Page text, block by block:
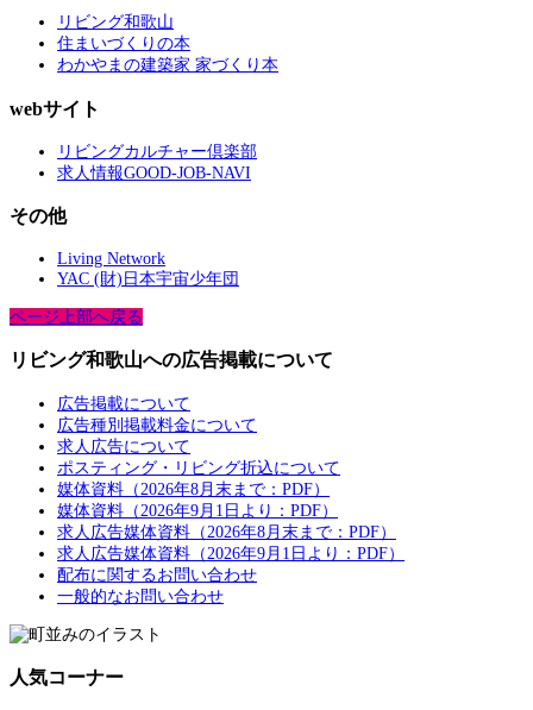
リビング和歌山
住まいづくりの本
わかやまの建築家 家づくり本
webサイト
リビングカルチャー倶楽部
求人情報GOOD-JOB-NAVI
その他
Living Network
YAC (財)日本宇宙少年団
ページ上部へ戻る
リビング和歌山への広告掲載について
広告掲載について
広告種別掲載料金について
求人広告について
ポスティング・リビング折込について
媒体資料（2026年8月末まで：PDF）
媒体資料（2026年9月1日より：PDF）
求人広告媒体資料（2026年8月末まで：PDF）
求人広告媒体資料（2026年9月1日より：PDF）
配布に関するお問い合わせ
一般的なお問い合わせ
人気コーナー